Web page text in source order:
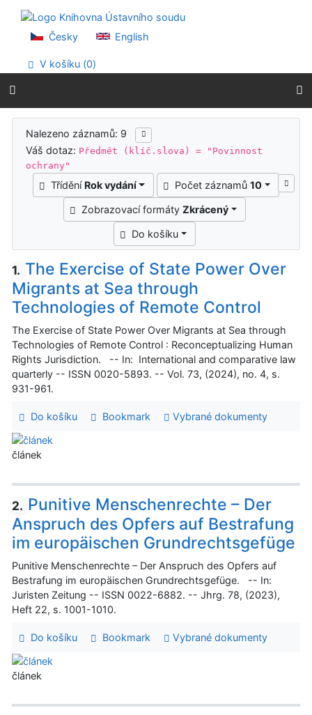
Přejít na menu
Prohlášení o webové přístupnosti
Česky English
V košíku (0)
Výsledky vyhledávání
Nalezeno záznamů: 9
Váš dotaz: Předmět (klíč.slova) = "Povinnost
ochrany"
Třídění Rok vydání Počet záznamů 10
Zobrazovací formáty Zkrácený
Do košíku
1. The Exercise of State Power Over
Migrants at Sea through
Technologies of Remote Control
The Exercise of State Power Over Migrants at Sea through
Technologies of Remote Control : Reconceptualizing Human
Rights Jurisdiction. -- In: International and comparative law
quarterly -- ISSN 0020-5893. -- Vol. 73, (2024), no. 4, s.
931-961.
Do košíku Bookmark Vybrané dokumenty
článek
2. Punitive Menschenrechte – Der
Anspruch des Opfers auf Bestrafung
im europäischen Grundrechtsgefüge
Punitive Menschenrechte – Der Anspruch des Opfers auf
Bestrafung im europäischen Grundrechtsgefüge. -- In:
Juristen Zeitung -- ISSN 0022-6882. -- Jhrg. 78, (2023),
Heft 22, s. 1001-1010.
Do košíku Bookmark Vybrané dokumenty
článek